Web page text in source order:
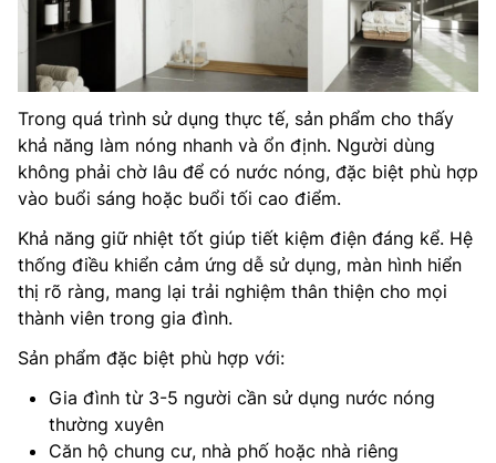
Trong quá trình sử dụng thực tế, sản phẩm cho thấy
khả năng làm nóng nhanh và ổn định. Người dùng
không phải chờ lâu để có nước nóng, đặc biệt phù hợp
vào buổi sáng hoặc buổi tối cao điểm.
Khả năng giữ nhiệt tốt giúp tiết kiệm điện đáng kể. Hệ
thống điều khiển cảm ứng dễ sử dụng, màn hình hiển
thị rõ ràng, mang lại trải nghiệm thân thiện cho mọi
thành viên trong gia đình.
Sản phẩm đặc biệt phù hợp với:
Gia đình từ 3-5 người cần sử dụng nước nóng
thường xuyên
Căn hộ chung cư, nhà phố hoặc nhà riêng